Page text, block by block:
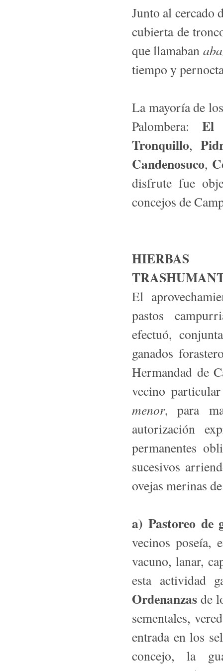
Junto al cercado
cubierta de
que llamaban
tiempo y
La mayoría de
Palombera:El
Tronquillo,
Candenosuco,
disfrute fue
concejos de
HIERBAS
El
pastos
efectuó,
ganados
Hermandad de
vecino
menor, para
autorización
permanentes
sucesivos
ovejas merinas
a) Pastoreo de
vecinos poseía,
vacuno, lanar,
esta actividad
Ordenanzas de
sementales,
entrada en los
concejo, la